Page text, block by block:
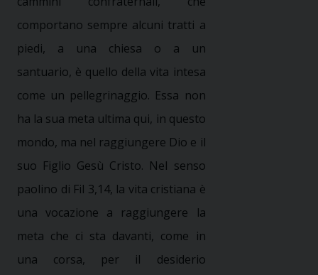
comportano sempre alcuni tratti a
piedi, a una chiesa o a un
santuario, è quello della vita intesa
come un pellegrinaggio. Essa non
ha la sua meta ultima qui, in questo
mondo, ma nel raggiungere Dio e il
suo Figlio Gesù Cristo. Nel senso
paolino di Fil 3,14, la vita cristiana è
una vocazione a raggiungere la
meta che ci sta davanti, come in
una corsa, per il desiderio